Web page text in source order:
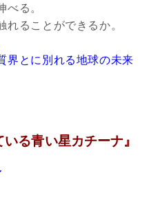
る。
ることができるか。
界とに別れる地球の未来
る青い星カチーナ』